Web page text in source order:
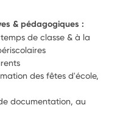
& pédagogiques :
de classe & à la
des fêtes d'école,
documentation, au